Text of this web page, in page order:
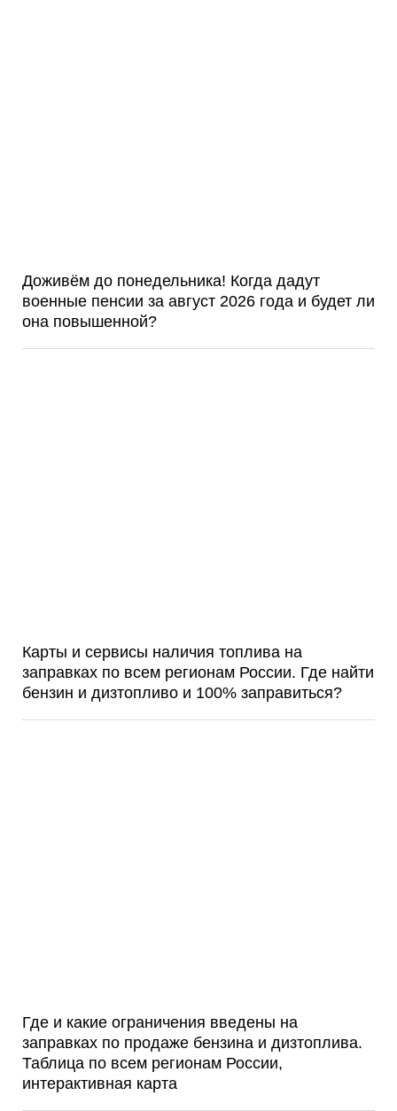
Доживём до понедельника! Когда дадут
военные пенсии за август 2026 года и будет ли
она повышенной?
Карты и сервисы наличия топлива на
заправках по всем регионам России. Где найти
бензин и дизтопливо и 100% заправиться?
Где и какие ограничения введены на
заправках по продаже бензина и дизтоплива.
Таблица по всем регионам России,
интерактивная карта